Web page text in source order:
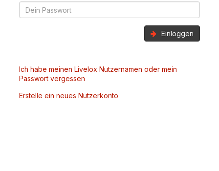
Einloggen
Ich habe meinen Livelox Nutzernamen oder mein
Passwort vergessen
Erstelle ein neues Nutzerkonto